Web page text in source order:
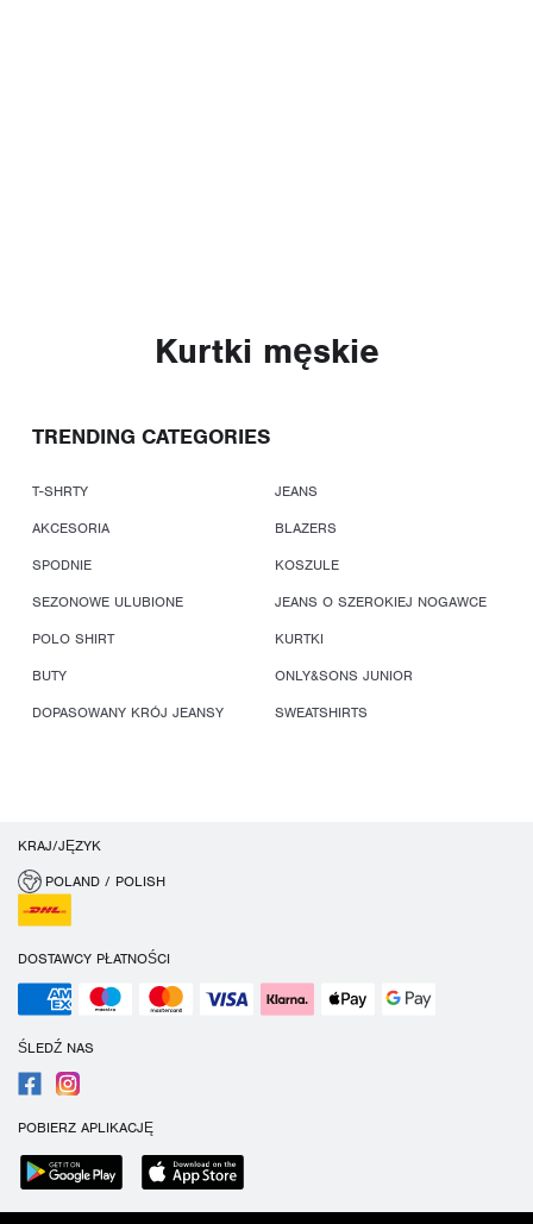
Kurtki męskie
TRENDING CATEGORIES
T-SHRTY
JEANS
AKCESORIA
BLAZERS
SPODNIE
KOSZULE
SEZONOWE ULUBIONE
JEANS O SZEROKIEJ NOGAWCE
POLO SHIRT
KURTKI
BUTY
ONLY&SONS JUNIOR
DOPASOWANY KRÓJ JEANSY
SWEATSHIRTS
KRAJ/JĘZYK
POLAND / POLISH
DOSTAWCY PŁATNOŚCI
ŚLEDŹ NAS
POBIERZ APLIKACJĘ